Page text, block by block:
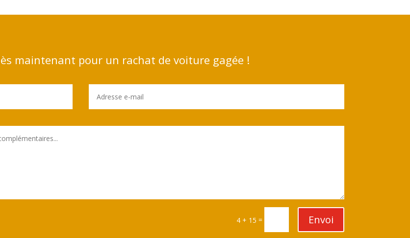
maintenant pour un rachat de voiture gagée !
4 + 15 = Envoi